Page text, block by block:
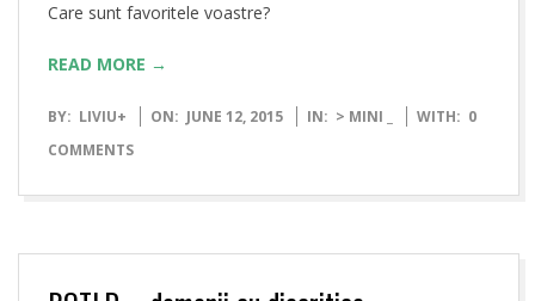
Care sunt favoritele voastre?
READ MORE →
2015-
06-
BY: LIVIU+ ON: JUNE 12, 2015 IN: > MINI _ WITH: 0
COMMENTS